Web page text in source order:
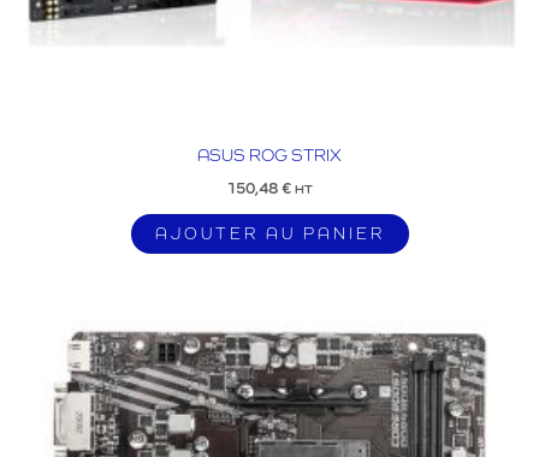
ASUS ROG STRIX
150,48 € HT
AJOUTER AU PANIER